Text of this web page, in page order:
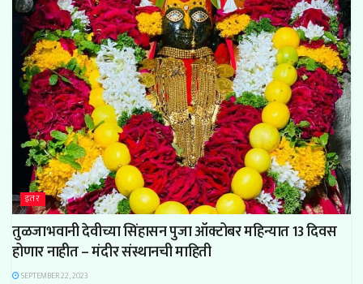
इतर
तुळजाभवानी देवीच्या सिंहासन पुजा ऑक्टोबर महिन्यात 13 दिवस
होणार नाहीत – मंदीर संस्थानची माहिती
SEPTEMBER 22, 2023